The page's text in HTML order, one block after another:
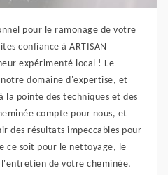
pour le ramonage de votre
confiance à ARTISAN
expérimenté local ! Le
domaine d'expertise, et
la pointe des techniques et des
compte pour nous, et
des résultats impeccables pour
ce soit pour le nettoyage, le
de votre cheminée,